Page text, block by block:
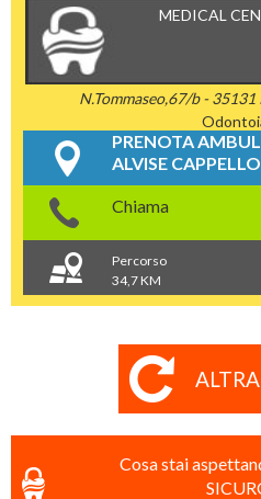
MEDICAL
N.Tommaseo,67/b -
PRENOTA
ALVISE CAPPELLO
Chiama
Percorso
34,7 KM
Cosa stai